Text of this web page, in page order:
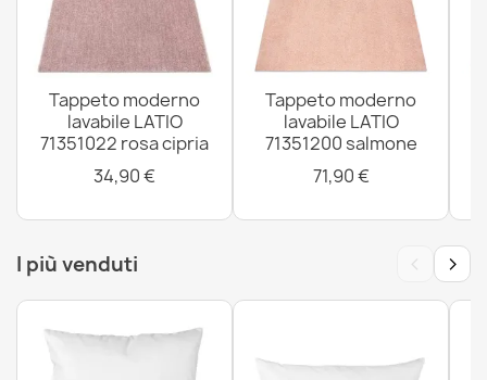
Tappeto lavabile ANDRE Frutta e verdura, per la cucina,
Tappeto moderno
lavabile LATIO
71351022 rosa cipria
34,90 €
Tappeto moderno
lavabile LATIO
71351200 salmone
71,90 €
I più venduti ‹ ›